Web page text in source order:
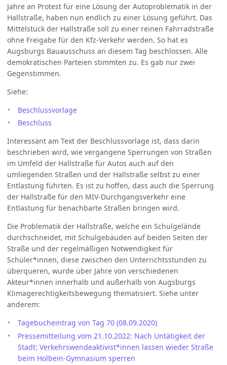
Jahre an Protest für eine Lösung der Autoproblematik in der
Hallstraße, haben nun endlich zu einer Lösung geführt. Das
Mittelstück der Hallstraße soll zu einer reinen Fahrradstraße
ohne Freigabe für den Kfz-Verkehr werden. So hat es
Augsburgs Bauausschuss an diesem Tag beschlossen. Alle
demokratischen Parteien stimmten zu. Es gab nur zwei
Gegenstimmen.
Siehe:
Beschlussvorlage
Beschluss
Interessant am Text der Beschlussvorlage ist, dass darin
beschrieben wird, wie vergangene Sperrungen von Straßen
im Umfeld der Hallstraße für Autos auch auf den
umliegenden Straßen und der Hallstraße selbst zu einer
Entlastung führten. Es ist zu hoffen, dass auch die Sperrung
der Hallstraße für den MIV-Durchgangsverkehr eine
Entlastung für benachbarte Straßen bringen wird.
Die Problematik der Hallstraße, welche ein Schulgelände
durchschneidet, mit Schulgebäuden auf beiden Seiten der
Straße und der regelmäßigen Notwendigkeit für
Schüler*innen, diese zwischen den Unterrichtsstunden zu
überqueren, wurde über Jahre von verschiedenen
Akteur*innen innerhalb und außerhalb von Augsburgs
Klimagerechtigkeitsbewegung thematisiert. Siehe unter
anderem:
Tagebucheintrag von Tag 70 (08.09.2020)
Pressemitteilung vom 21.10.2022: Nach Untätigkeit der
Stadt: Verkehrswendeaktivist*innen lassen wieder Straße
beim Holbein-Gymnasium sperren